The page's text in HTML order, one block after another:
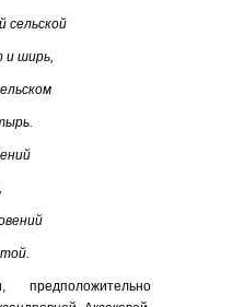
сельской
и ширь,
предположительно